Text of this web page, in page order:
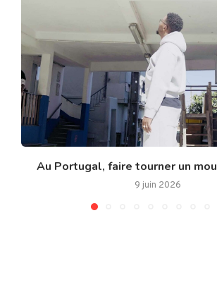
Au Portugal, faire tourner un
9 juin 2026